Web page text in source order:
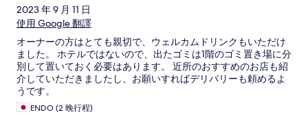
2023 年 9 月 11 日
使用 Google 翻譯
オーナーの方はとても親切で、ウェルカムドリンクもいただけ
ました。 ホテルではないので、出たゴミは1階のゴミ置き場に分
別して置いておく必要はあります。 近所のおすすめのお店も紹
介していただきましたし、お願いすればデリバリーも頼めるよ
うです。
ENDO (2 晚行程)